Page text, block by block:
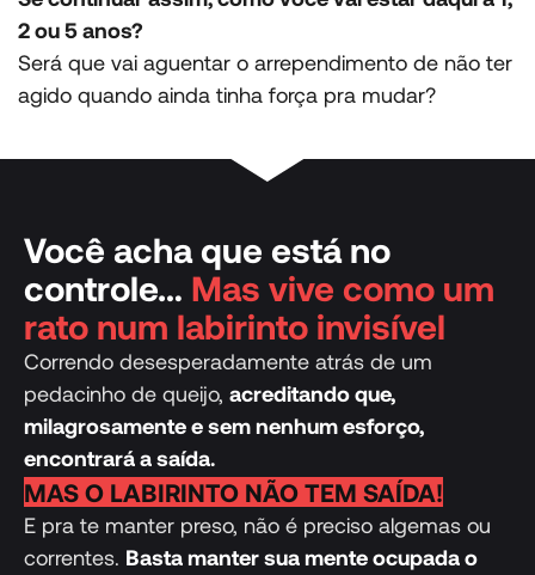
2 ou 5 anos?
Será que vai aguentar o arrependimento de não ter
agido quando ainda tinha força pra mudar?
Você acha que está no
controle… Mas vive como um
rato num labirinto invisível
Correndo desesperadamente atrás de um
pedacinho de queijo, acreditando que,
milagrosamente e sem nenhum esforço,
encontrará a saída.
MAS O LABIRINTO NÃO TEM SAÍDA!
E pra te manter preso, não é preciso algemas ou
correntes. Basta manter sua mente ocupada o